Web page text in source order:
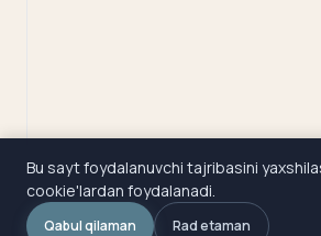
Bu sayt foydalanuvchi tajribasini
cookie'lardan foydalanadi.
Qabul qilaman Rad etaman